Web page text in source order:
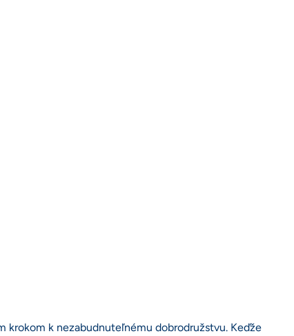
krokom k nezabudnuteľnému dobrodružstvu. Keďže